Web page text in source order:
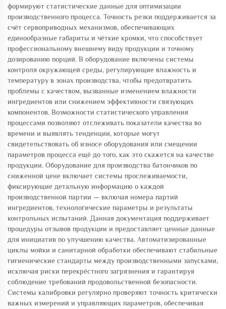
формируют статистические данные для оптимизации
производственного процесса. Точность резки поддерживается за
счёт сервоприводных механизмов, обеспечивающих
единообразные габариты и чёткие кромки, что способствует
профессиональному внешнему виду продукции и точному
дозированию порций. В оборудование включены системы
контроля окружающей среды, регулирующие влажность и
температуру в зонах производства, чтобы предотвратить
проблемы с качеством, вызванные изменением влажности
ингредиентов или снижением эффективности связующих
компонентов. Возможности статистического управления
процессами позволяют отслеживать показатели качества во
времени и выявлять тенденции, которые могут
свидетельствовать об износе оборудования или смещении
параметров процесса ещё до того, как это скажется на качестве
продукции. Оборудование для производства батончиков по
сниженной цене включает системы прослеживаемости,
фиксирующие детальную информацию о каждой
производственной партии — включая номера партий
ингредиентов, технологические параметры и результаты
контрольных испытаний. Данная документация поддерживает
процедуры отзывов продукции и предоставляет ценные данные
для инициатив по улучшению качества. Автоматизированные
циклы мойки и санитарной обработки обеспечивают стабильные
гигиенические стандарты между производственными запусками,
исключая риски перекрёстного загрязнения и гарантируя
соблюдение требований продовольственной безопасности.
Системы калибровки регулярно проверяют точность критически
важных измерений и управляющих параметров, обеспечивая